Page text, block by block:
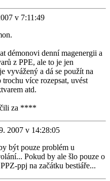
v 7:11:49
démonovi denní magenergii a
z PPE, ale to je jen
vyvážený a dá se použít na
více rozepsat, uvést
atd.
čili za ****
2007 v 14:28:05
být pouze problém u
Pokud by ale šlo pouze o
ppj na začátku bestiáře...